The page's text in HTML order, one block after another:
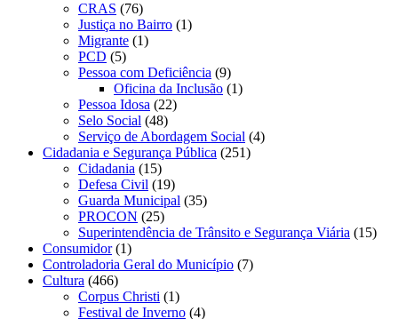
CRAS (76)
Justiça no Bairro (1)
Migrante (1)
PCD (5)
Pessoa com Deficiência (9)
Oficina da Inclusão (1)
Pessoa Idosa (22)
Selo Social (48)
Serviço de Abordagem Social (4)
Cidadania e Segurança Pública (251)
Cidadania (15)
Defesa Civil (19)
Guarda Municipal (35)
PROCON (25)
Superintendência de Trânsito e Segurança Viária (15)
Consumidor(1)
Controladoria Geral do Município (7)
Cultura (466)
Corpus Christi (1)
Festival de Inverno (4)